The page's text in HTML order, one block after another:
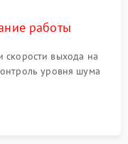
работы
скорости выхода на
уровня шума
и корректного
оттайки.